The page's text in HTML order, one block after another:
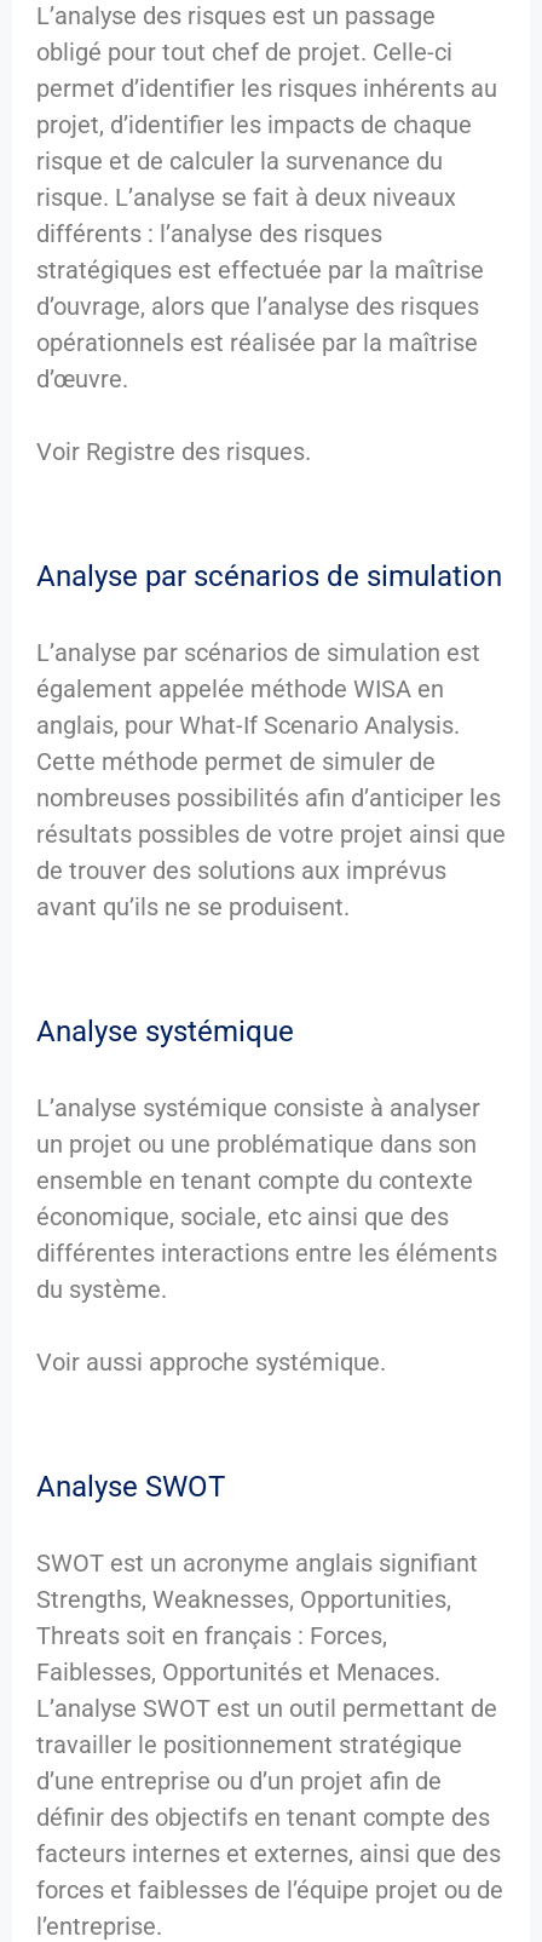
L’analyse des risques est un passage
obligé pour tout chef de projet. Celle-ci
permet d’identifier les risques inhérents au
projet, d’identifier les impacts de chaque
risque et de calculer la survenance du
risque. L’analyse se fait à deux niveaux
différents : l’analyse des risques
stratégiques est effectuée par la maîtrise
d’ouvrage, alors que l’analyse des risques
opérationnels est réalisée par la maîtrise
d’œuvre.
Voir Registre des risques.
Analyse par scénarios de simulation
L’analyse par scénarios de simulation est
également appelée méthode WISA en
anglais, pour What-If Scenario Analysis.
Cette méthode permet de simuler de
nombreuses possibilités afin d’anticiper les
résultats possibles de votre projet ainsi que
de trouver des solutions aux imprévus
avant qu’ils ne se produisent.
Analyse systémique
L’analyse systémique consiste à analyser
un projet ou une problématique dans son
ensemble en tenant compte du contexte
économique, sociale, etc ainsi que des
différentes interactions entre les éléments
du système.
Voir aussi approche systémique.
Analyse SWOT
SWOT est un acronyme anglais signifiant
Strengths, Weaknesses, Opportunities,
Threats soit en français : Forces,
Faiblesses, Opportunités et Menaces.
L’analyse SWOT est un outil permettant de
travailler le positionnement stratégique
d’une entreprise ou d’un projet afin de
définir des objectifs en tenant compte des
facteurs internes et externes, ainsi que des
forces et faiblesses de l’équipe projet ou de
l’entreprise.